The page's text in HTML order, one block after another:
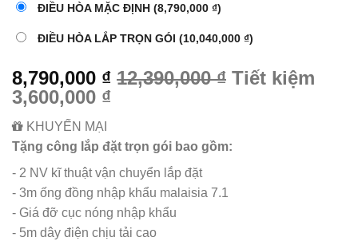
ĐIỀU HÒA MẶC ĐỊNH (8,790,000 ₫)
ĐIỀU HÒA LẮP TRỌN GÓI (10,040,000 ₫)
8,790,000 ₫ 12,390,000 ₫ Tiết kiệm
3,600,000 ₫
KHUYẾN MẠI
Tặng công lắp đặt trọn gói bao gồm:
- 2 NV kĩ thuật vận chuyển lắp đặt
- 3m ống đồng nhập khẩu malaisia 7.1
- Giá đỡ cục nóng nhập khẩu
- 5m dây điện chịu tải cao